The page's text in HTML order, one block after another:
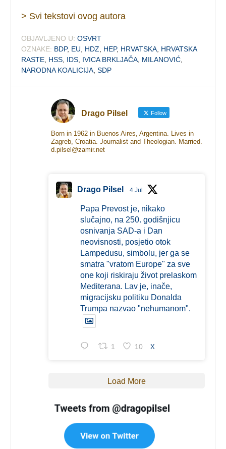
> Svi tekstovi ovog autora
OBJAVLJENO U: OSVRT
OZNAKE: BDP, EU HDZ HEP, HRVATSKA HRVATSKA
RASTE HSS IDS IVICA BRKLJAČA MILANOVIĆ
NARODNA KOALICIJA ,SDP
Drago Pilsel Follow
Born in 1962 in Buenos Aires, Argentina. Lives in
Zagreb, Croatia. Journalist and Theologian. Married.
d.pilsel@zamir.net
Drago Pilsel 4 Jul
Papa Prevost je, nikako
slučajno, na 250. godišnjicu
osnivanja SAD-a i Dan
neovisnosti, posjetio otok
Lampedusu, simbolu, jer ga se
smatra "vratom Europe" za sve
one koji riskiraju život prelaskom
Mediterana. Lav je, inače,
migracijsku politiku Donalda
Trumpa nazvao "nehumanom".
1 10 X
Load More